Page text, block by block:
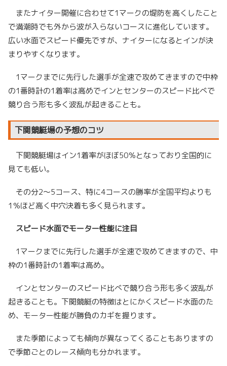
またナイター開催に合わせて1マークの堤防を高くしたこと
で満潮時でも外から波が入らないコースに進化しています。
広い水面でスピード優先ですが、ナイターになるとインが決
まりやすくなります。
1マークまでに先行した選手が全速で攻めてきますので中枠
の1番時計の1着率は高めでインとセンターのスピード比べで
競り合う形も多く波乱が起きることも。
下関競艇場の予想のコツ
下関競艇場はイン1着率がほぼ50％となっており全国的に
見ても低い。
その分2～5コース、特に4コースの勝率が全国平均よりも
1％ほど高く中穴決着も多く見られます。
スピード水面でモーター性能に注目
1マークまでに先行した選手が全速で攻めてきますので、中
枠の1番時計の1着率は高め。
インとセンターのスピード比べで競り合う形も多く波乱が
起きることも。下関競艇の特徴はとにかくスピード水面のた
め、モーター性能が勝負のカギを握ります。
また季節によっても傾向が異なってくることもありますの
で季節ごとのレース傾向も分かれます。